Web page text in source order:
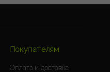
Покупателям
Оплата и доставка